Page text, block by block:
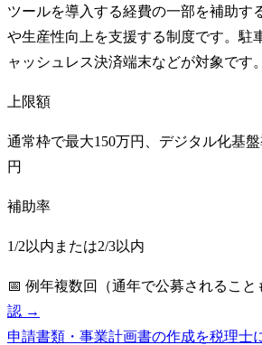
ツールを導入する経費の一部を補助す
や生産性向上を支援する制度です。駐
ャッシュレス決済端末などが対象です。
上限額
通常枠で最大150万円、デジタル化基
円
補助率
1/2以内または2/3以内
📅 例年複数回（通年で公募されること
認 →
申請書類・事業計画書の作成を税理士